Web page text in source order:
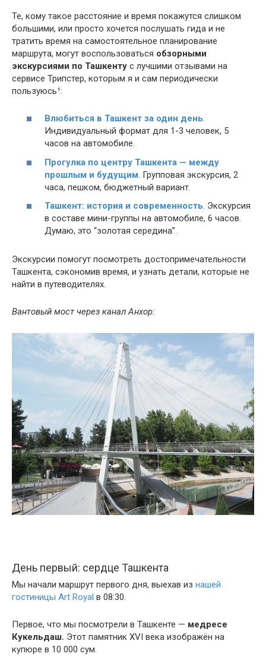
Те, кому такое расстояние и время покажутся слишком
большими, или просто хочется послушать гида и не
тратить время на самостоятельное планирование
маршрута, могут воспользоваться обзорными
экскурсиями по Ташкенту с лучшими отзывами на
сервисе Трипстер, которым я и сам периодически
пользуюсь¹:
Влюбиться в Ташкент за один день.
Индивидуальный формат для 1-3 человек, 5
часов на автомобиле.
Прогулка по центру Ташкента — между
прошлым и будущим . Групповая экскурсия, 2
часа, пешком, бюджетный вариант.
Ташкент: история и современность. Экскурсия
в составе мини-группы на автомобиле, 6 часов.
Думаю, это “золотая середина”.
Экскурсии помогут посмотреть достопримечательности
Ташкента, сэкономив время, и узнать детали, которые не
найти в путеводителях.
Вантовый мост через канал Анхор:
День первый: сердце Ташкента
Мы начали маршрут первого дня, выехав из нашей
гостиницы Art Royal в 08:30.
Первое, что мы посмотрели в Ташкенте — медресе
Кукельдаш. Этот памятник XVI века изображён на
купюре в 10 000 сум.